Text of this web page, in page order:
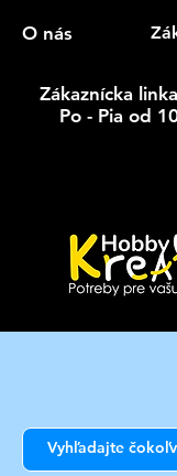
O nás
Zákaznícka
Po - Pia od